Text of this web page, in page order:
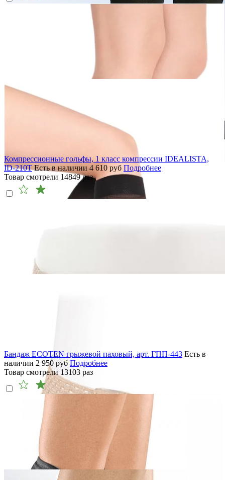
Компрессионные гольфы, 1 класс компрессии IDEALISTA,
ID-210T Есть в наличии 4 610 руб Подробнее
Товар смотрели 14849раз
Бандаж ECOTEN грыжевой паховый, арт. ГПП-443 Есть в
наличии 2 950 руб Подробнее
Товар смотрели 13103 раз